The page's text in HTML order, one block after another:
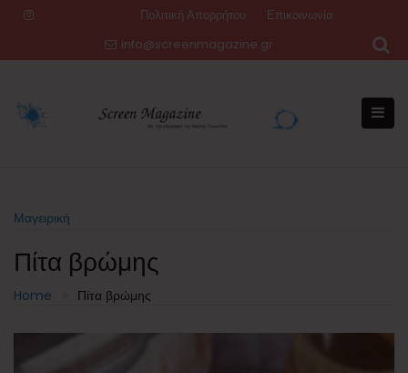
Πολιτική Απορρήτου
Επικοινωνία
info@screenmagazine.gr
Μαγειρική
Πίτα βρώμης
Home Πίτα βρώμης